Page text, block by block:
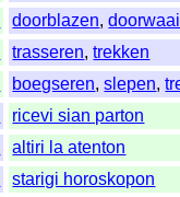
doorblazen,
trasseren,trekken
boegseren,slepen,
ricevi sian parton
altiri la atenton
starigi horoskopon